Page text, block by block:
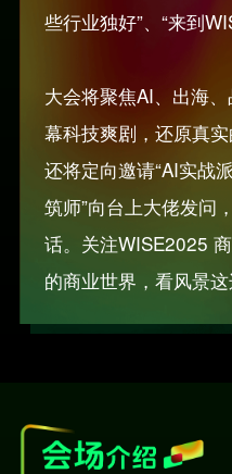
些行业独好”、“来到
大会将聚焦AI、出海
幕科技爽剧，还原真
还将定向邀请“AI实战
筑师”向台上大佬发问
话。关注WISE2025
的商业世界，看风景这